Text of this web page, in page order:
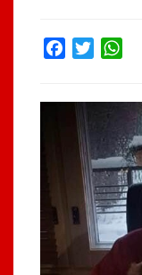
Facebook
Twitter